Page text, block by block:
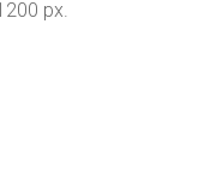
px.